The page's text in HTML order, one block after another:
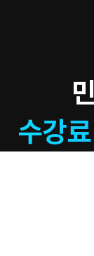
수강